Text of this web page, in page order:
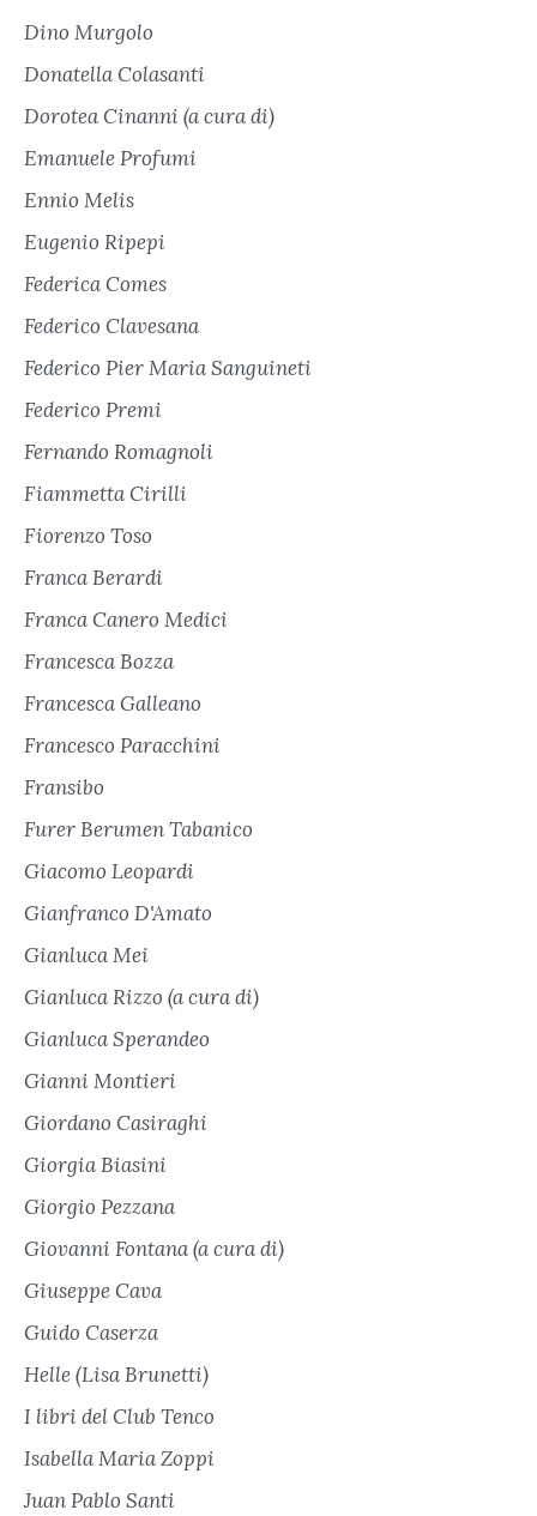
Dino Murgolo
Donatella Colasanti
Dorotea Cinanni (a cura di)
Emanuele Profumi
Ennio Melis
Eugenio Ripepi
Federica Comes
Federico Clavesana
Federico Pier Maria Sanguineti
Federico Premi
Fernando Romagnoli
Fiammetta Cirilli
Fiorenzo Toso
Franca Berardi
Franca Canero Medici
Francesca Bozza
Francesca Galleano
Francesco Paracchini
Fransibo
Furer Berumen Tabanico
Giacomo Leopardi
Gianfranco D'Amato
Gianluca Mei
Gianluca Rizzo (a cura di)
Gianluca Sperandeo
Gianni Montieri
Giordano Casiraghi
Giorgia Biasini
Giorgio Pezzana
Giovanni Fontana (a cura di)
Giuseppe Cava
Guido Caserza
Helle (Lisa Brunetti)
I libri del Club Tenco
Isabella Maria Zoppi
Juan Pablo Santi